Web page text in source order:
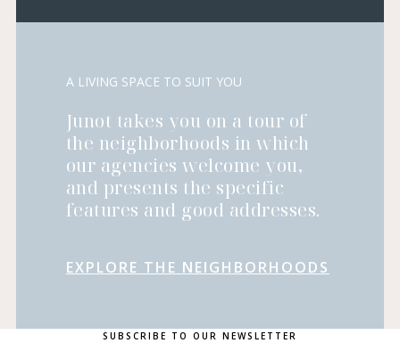
A LIVING SPACE TO SUIT YOU
Junot takes you on a tour of
the neighborhoods in which
our agencies welcome you,
and presents the specific
features and good addresses.
EXPLORE THE NEIGHBORHOODS
SUBSCRIBE TO OUR NEWSLETTER